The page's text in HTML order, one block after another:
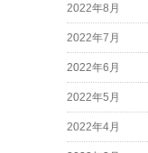
2022年8月
2022年7月
2022年6月
2022年5月
2022年4月